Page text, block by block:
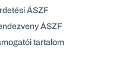
ÁSZF
ÁSZF
tartalom